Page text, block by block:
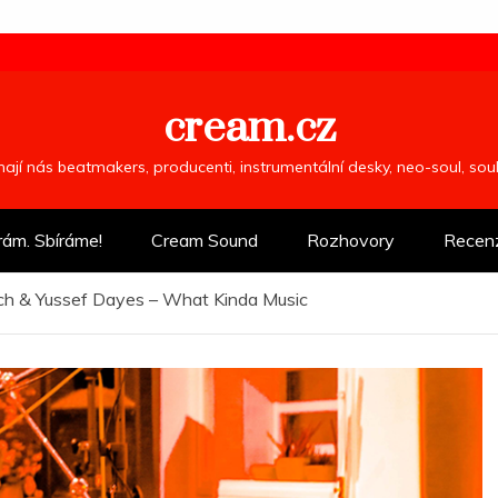
cream.cz
nás beatmakers, producenti, instrumentální desky, neo-soul,
Sbíráme! Cream Sound Rozhovory
& Yussef Dayes – What Kinda Music